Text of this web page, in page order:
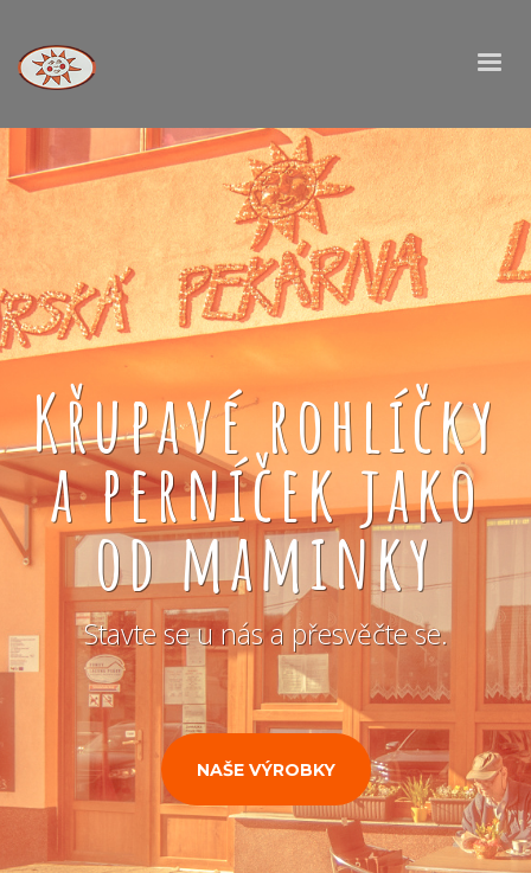
Křupavé rohlíčky
a perníček jako
od maminky
Stavte se u nás a přesvěčte se.
NAŠE VÝROBKY